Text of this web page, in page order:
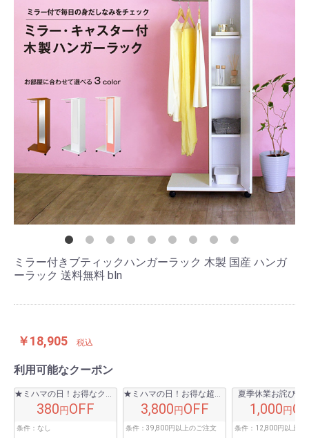
ミラー付きブティックハンガーラック 木製 国産 ハンガ
ーラック 送料無料 bln
￥18,905 税込
利用可能なクーポン
380円OFF
条件： なし
3,800円OFF
条件： 39,800円以上のご注文
夏季休業お詫びク
1,000円
条件： 12,800円以上の